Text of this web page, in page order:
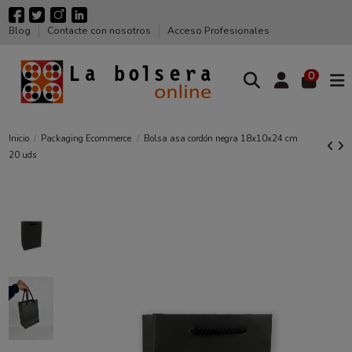
Blog Contacte con nosotros Acceso Profesionales
0
Inicio Packaging Ecommerce
Bolsa asa cordón negra 18x10x24 cm
20 uds